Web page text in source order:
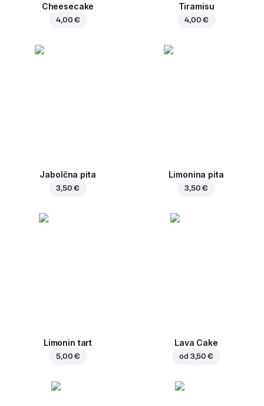
Cheesecake
4,00 €
Tiramisu
4,00 €
Jabolčna pita
3,50 €
Limonina pita
3,50 €
Limonin tart
5,00 €
Lava Cake
od 3,50 €